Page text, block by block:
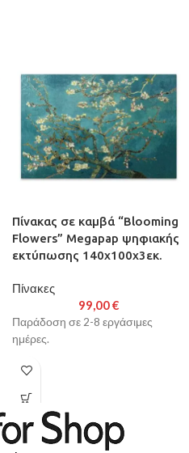
Πίνακας σε καμβά “Blooming
Flowers” Megapap ψηφιακής
εκτύπωσης 140x100x3εκ.
Πίνακες
99,00€
Παράδοση σε 2-8 εργάσιμες
ημέρες.